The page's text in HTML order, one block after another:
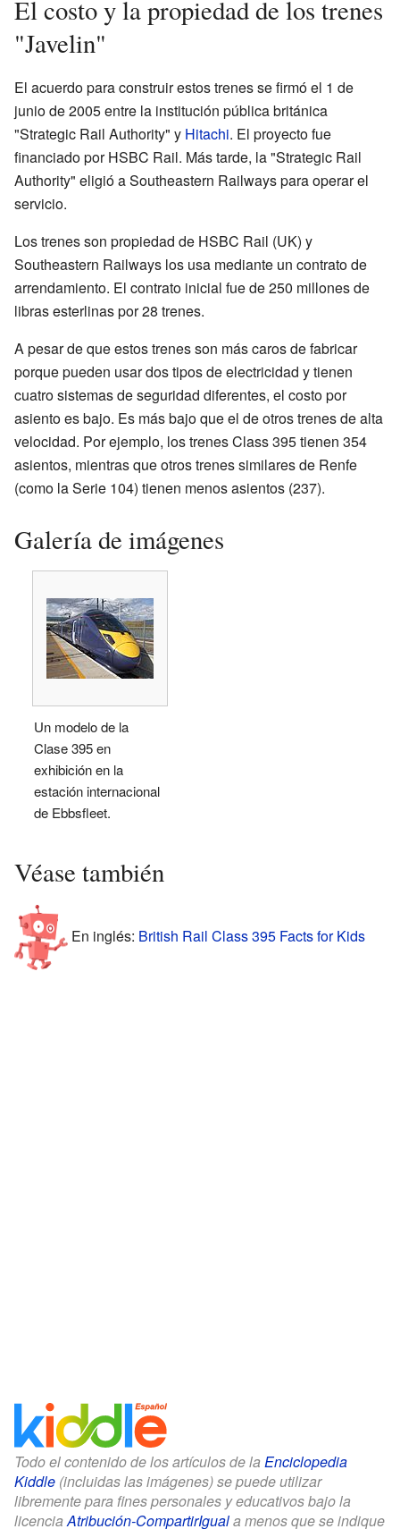
El costo y la propiedad de los trenes
"Javelin"
El acuerdo para construir estos trenes se firmó el 1 de
junio de 2005 entre la institución pública británica
"Strategic Rail Authority" y Hitachi. El proyecto fue
financiado por HSBC Rail. Más tarde, la "Strategic Rail
Authority" eligió a Southeastern Railways para operar el
servicio.
Los trenes son propiedad de HSBC Rail (UK) y
Southeastern Railways los usa mediante un contrato de
arrendamiento. El contrato inicial fue de 250 millones de
libras esterlinas por 28 trenes.
A pesar de que estos trenes son más caros de fabricar
porque pueden usar dos tipos de electricidad y tienen
cuatro sistemas de seguridad diferentes, el costo por
asiento es bajo. Es más bajo que el de otros trenes de alta
velocidad. Por ejemplo, los trenes Class 395 tienen 354
asientos, mientras que otros trenes similares de Renfe
(como la Serie 104) tienen menos asientos (237).
Galería de imágenes
Un modelo de la
Clase 395 en
exhibición en la
estación internacional
de Ebbsfleet.
Véase también
En inglés: British Rail Class 395 Facts for Kids
Todo el contenido de los artículos de la Enciclopedia
Kiddle (incluidas las imágenes) se puede utilizar
libremente para fines personales y educativos bajo la
licenciaAtribución-CompartirIguala menos que se indique